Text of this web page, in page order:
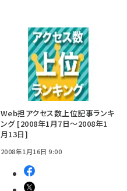
Web担アクセス数上位記事ランキ
ング [2008年1月7日～2008年1
月13日]
2008年1月16日 9:00